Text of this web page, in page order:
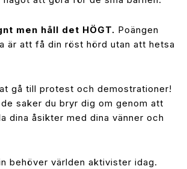
men håll det HÖGT. Poängen
är att få din röst hörd utan att hetsa
gå till protest och demostrationer!
saker du bryr dig om genom att
dina åsikter med dina vänner och
behöver världen aktivister idag.